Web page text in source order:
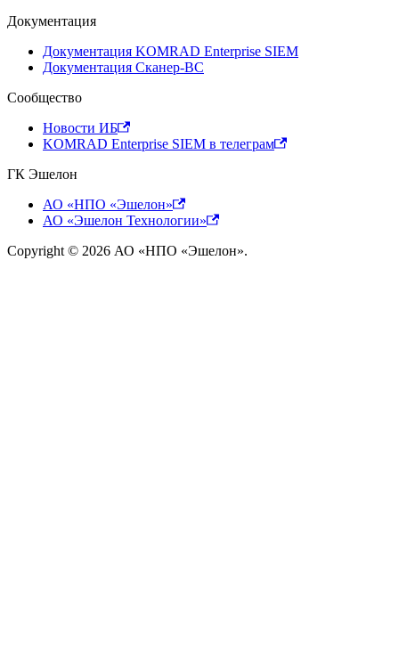
Документация
Документация KOMRAD Enterprise SIEM
Документация Сканер-ВС
Сообщество
Новости ИБ
KOMRAD Enterprise SIEM в телеграм
ГК Эшелон
АО «НПО «Эшелон»
АО «Эшелон Технологии»
Copyright © 2026 АО «НПО «Эшелон».